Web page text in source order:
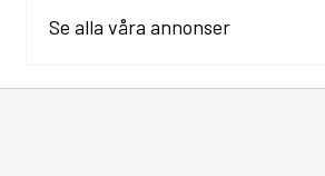
Se alla våra annonser